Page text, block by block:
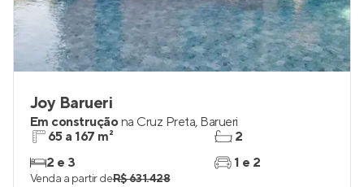
Joy Barueri
Em construçãona Cruz Preta, Barueri
65 a 167 m²
2 e 3
2
1 e 2
Venda a partir deR$ 631.428